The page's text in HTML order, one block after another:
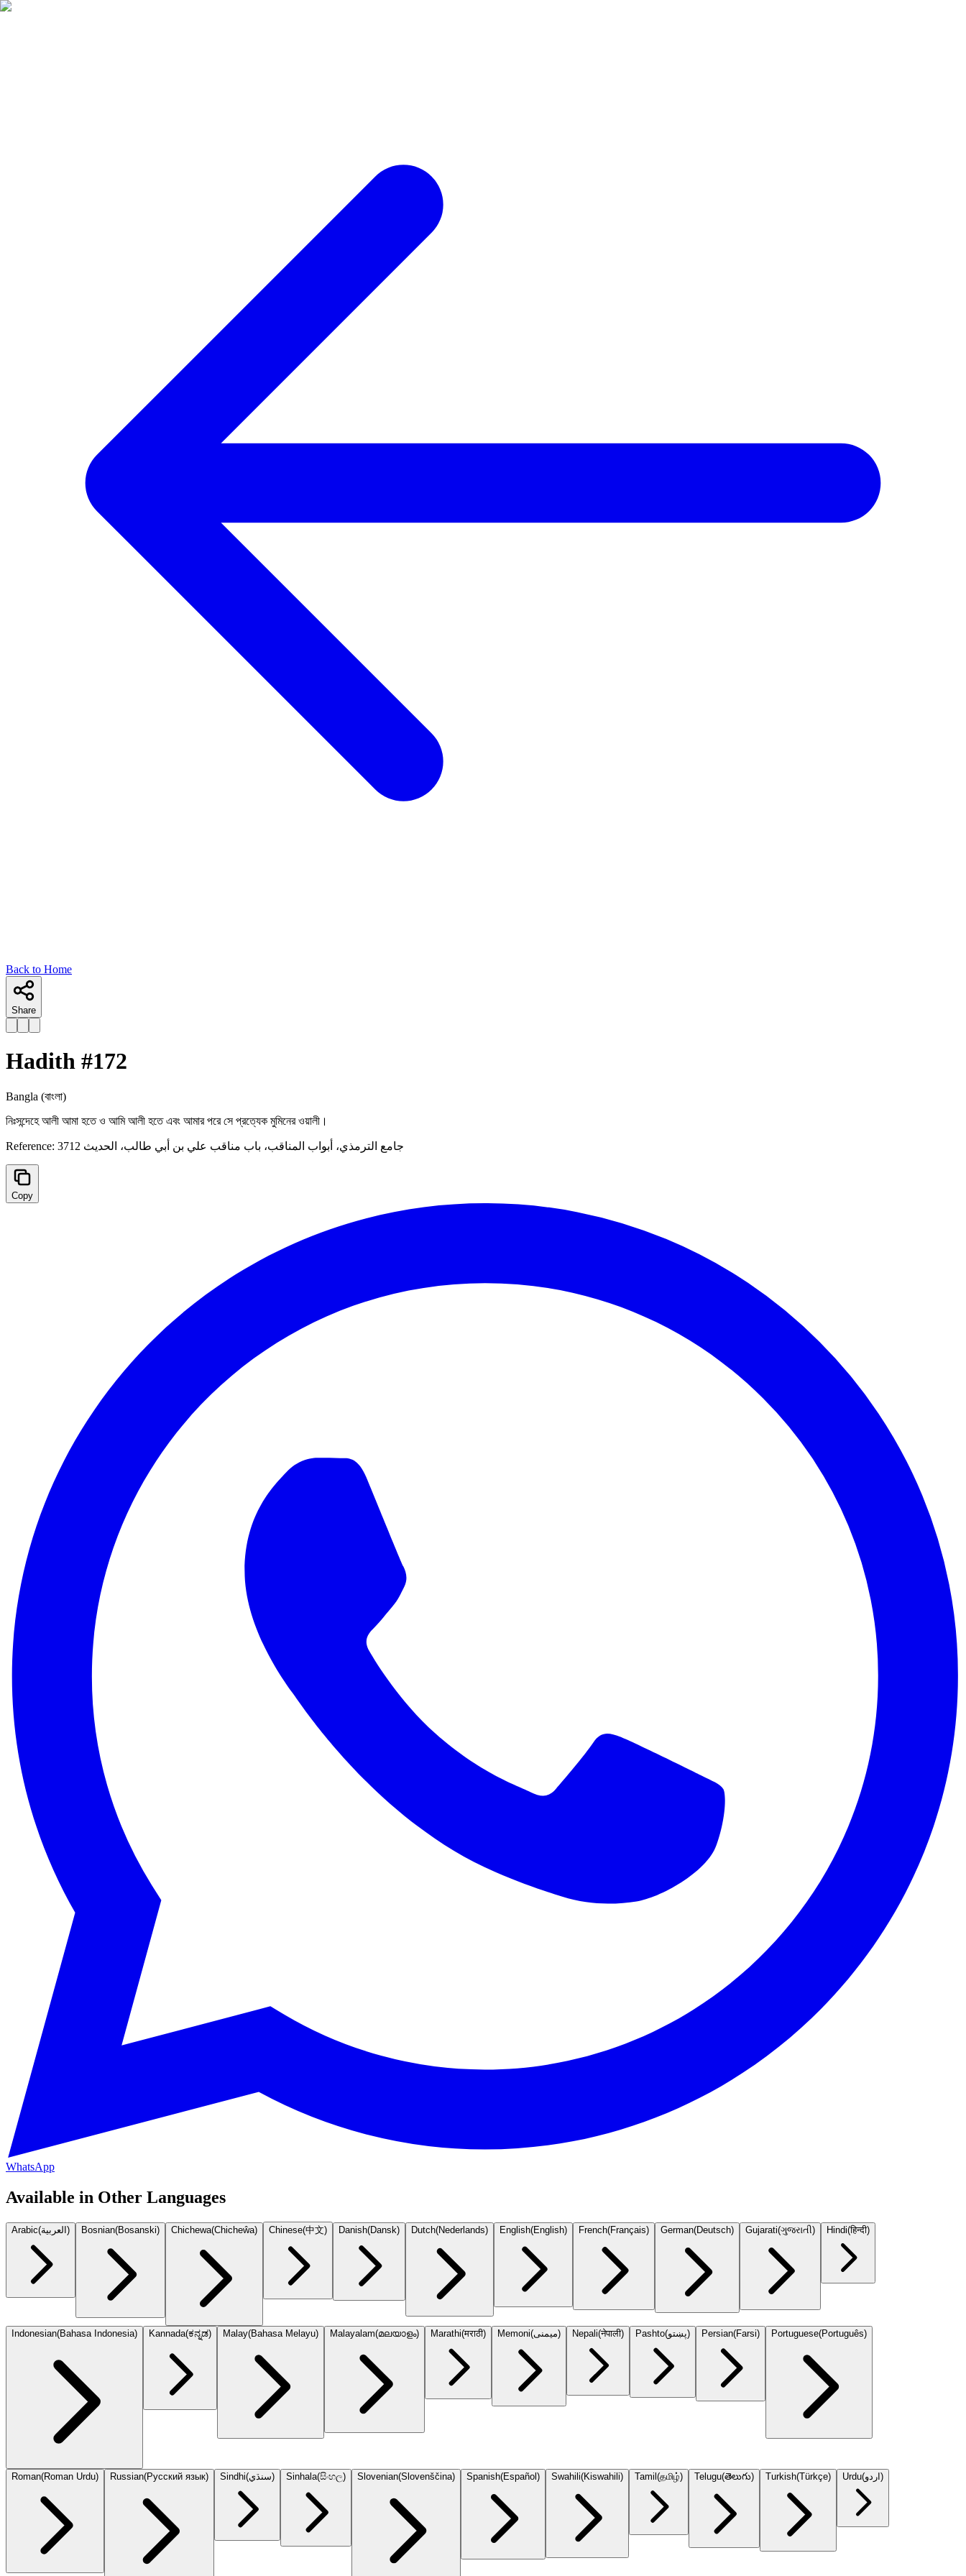
Back to Home
Share
Hadith #172
Bangla (বাংলা)
নিঃসন্দেহে আলী আমা হতে ও আমি আলী হতে এবং আমার পরে সে প্রত্যেক মুমিনের ওয়ালী।
Reference: جامع الترمذي، أبواب المناقب، ‌‌باب مناقب علي بن أبي طالب، الحدیث 3712
Copy
WhatsApp
Available in Other Languages
Arabic(العربية) Bosnian(Bosanski) Chichewa(Chicheŵa) Chinese(中文) Danish(Dansk) Dutch(Nederlands) English(English) French(Français) German(Deutsch) Gujarati(ગુજરાતી) Hindi(हिन्दी)
Indonesian(Bahasa Indonesia) Kannada(ಕನ್ನಡ) Malay(Bahasa Melayu) Malayalam(മലയാളം) Marathi(मराठी) Memoni(میمنی) Nepali(नेपाली) Pashto(پښتو) Persian(Farsi) Portuguese(Português)
Roman(Roman Urdu) Russian(Русский язык) Sindhi(سنڌي) Sinhala(සිංහල) Slovenian(Slovenščina) Spanish(Español) Swahili(Kiswahili) Tamil(தமிழ்) Telugu(తెలుగు) Turkish(Türkçe) Urdu(اردو)